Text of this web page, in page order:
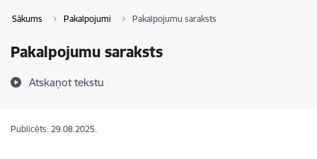
Sākums Pakalpojumi Pakalpojumu saraksts
Pakalpojumu saraksts
Atskaņot tekstu
Publicēts: 29.08.2025.